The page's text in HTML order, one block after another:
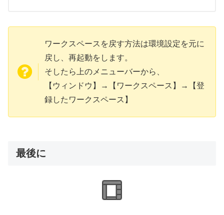
ワークスペースを戻す方法は環境設定を元に
戻し、再起動をします。
そしたら上のメニューバーから、
【ウィンドウ】→【ワークスペース】→【登
録したワークスペース】
最後に